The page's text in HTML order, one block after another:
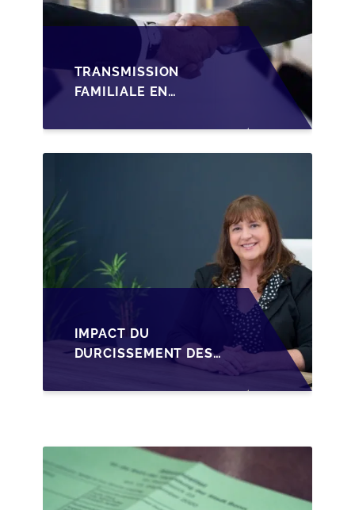
TRANSMISSION
FAMILIALE EN
STRUCTURER LA
CESSION DES PARTS
IMPACT DU
DURCISSEMENT DES
CRÉDIT SUR LA